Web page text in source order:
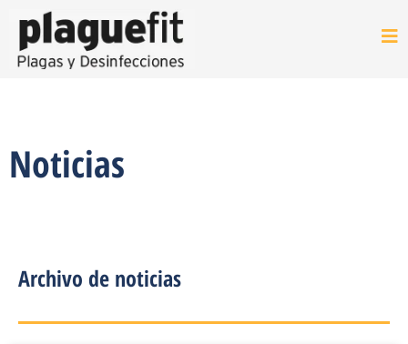
Noticias
Archivo de noticias